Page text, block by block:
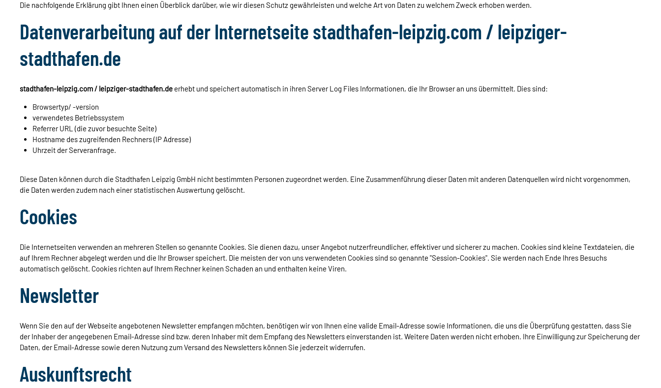
Die nachfolgende Erklärung gibt Ihnen einen Überblick darüber, wie wir diesen Schutz gewährleisten und welche Art von Daten zu welchem Zweck erhoben werden.
Datenverarbeitung auf der Internetseite stadthafen-leipzig.com / leipziger-
stadthafen.de
stadthafen-leipzig.com / leipziger-stadthafen.de erhebt und speichert automatisch in ihren Server Log Files Informationen, die Ihr Browser an uns übermittelt. Dies sind:
Browsertyp/ -version
verwendetes Betriebssystem
Referrer URL (die zuvor besuchte Seite)
Hostname des zugreifenden Rechners (IP Adresse)
Uhrzeit der Serveranfrage.
Diese Daten können durch die Stadthafen Leipzig GmbH nicht bestimmten Personen zugeordnet werden. Eine Zusammenführung dieser Daten mit anderen Datenquellen wird nicht vorgenommen,
die Daten werden zudem nach einer statistischen Auswertung gelöscht.
Cookies
Die Internetseiten verwenden an mehreren Stellen so genannte Cookies. Sie dienen dazu, unser Angebot nutzerfreundlicher, effektiver und sicherer zu machen. Cookies sind kleine Textdateien, die
auf Ihrem Rechner abgelegt werden und die Ihr Browser speichert. Die meisten der von uns verwendeten Cookies sind so genannte "Session-Cookies". Sie werden nach Ende Ihres Besuchs
automatisch gelöscht. Cookies richten auf Ihrem Rechner keinen Schaden an und enthalten keine Viren.
Newsletter
Wenn Sie den auf der Webseite angebotenen Newsletter empfangen möchten, benötigen wir von Ihnen eine valide Email-Adresse sowie Informationen, die uns die Überprüfung gestatten, dass Sie
der Inhaber der angegebenen Email-Adresse sind bzw. deren Inhaber mit dem Empfang des Newsletters einverstanden ist. Weitere Daten werden nicht erhoben. Ihre Einwilligung zur Speicherung der
Daten, der Email-Adresse sowie deren Nutzung zum Versand des Newsletters können Sie jederzeit widerrufen.
Auskunftsrecht